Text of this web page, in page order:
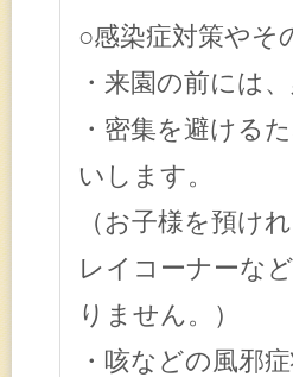
○感染症対策やそ
・来園の前には
・密集を避ける
いします。
（お子様を預け
レイコーナーな
りません。）
・咳などの風邪